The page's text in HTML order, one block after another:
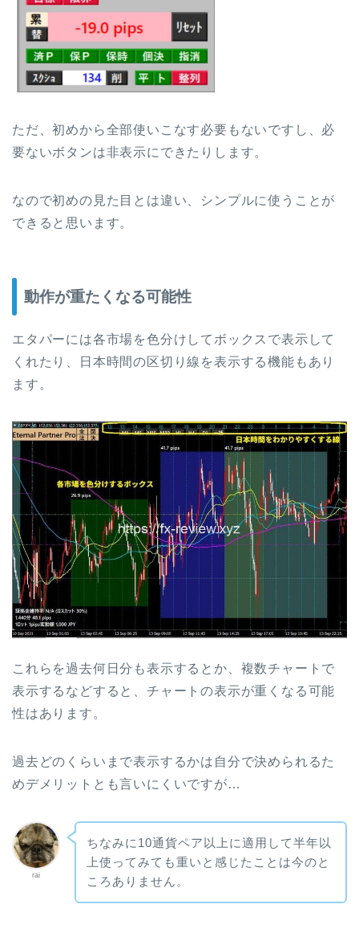
ただ、初めから全部使いこなす必要もないですし、必
要ないボタンは非表示にできたりします。
なので初めの見た目とは違い、シンプルに使うことが
できると思います。
動作が重たくなる可能性
エタパーには各市場を色分けしてボックスで表示して
くれたり、日本時間の区切り線を表示する機能もあり
ます。
これらを過去何日分も表示するとか、複数チャートで
表示するなどすると、チャートの表示が重くなる可能
性はあります。
過去どのくらいまで表示するかは自分で決められるた
めデメリットとも言いにくいですが…
rai
ちなみに10通貨ペア以上に適用して半年以
上使ってみても重いと感じたことは今のと
ころありません。